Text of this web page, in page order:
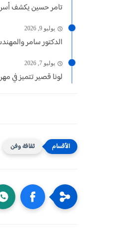
تامر حسين يكشف أسرار 20 عامًا من النجاح مع
يوليو 9, 2026
الدكتور سامر
يوليو 7, 2026
لونا قصير تتميز في
ثقافة وفن